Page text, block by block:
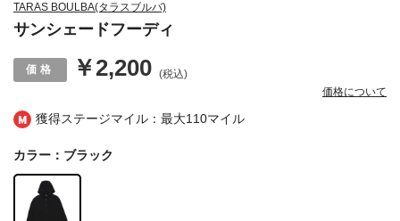
獲得ステージマイル：最大110マイル
TARAS BOULBA(タラスブルバ)
サンシェードフーディ
￥2,200 (税込)
価格について
カラー：ブラック